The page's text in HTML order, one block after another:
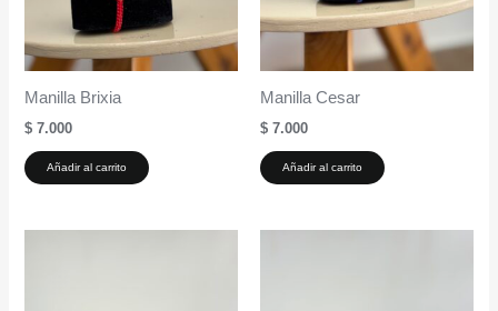
Manilla Brixia
$ 7.000
Añadir al carrito
Manilla Cesar
$ 7.000
Añadir al carrito